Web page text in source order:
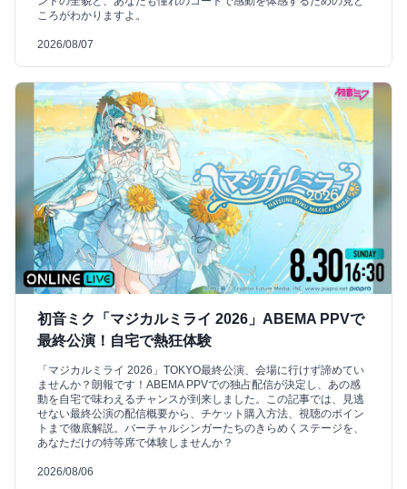
ころがわかりますよ。
2026/08/07
初音ミク「マジカルミライ 2026」ABEMA PPVで
最終公演！自宅で熱狂体験
「マジカルミライ 2026」TOKYO最終公演、会場に行けず諦めてい
ませんか？朗報です！ABEMA PPVでの独占配信が決定し、あの感
動を自宅で味わえるチャンスが到来しました。この記事では、見逃
せない最終公演の配信概要から、チケット購入方法、視聴のポイン
トまで徹底解説。バーチャルシンガーたちのきらめくステージを、
あなただけの特等席で体験しませんか？
2026/08/06